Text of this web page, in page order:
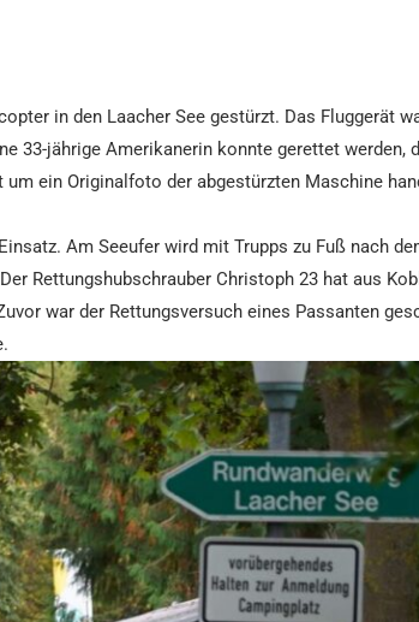
in den Laacher See gestürzt. Das Fluggerät
33-jährige Amerikanerin konnte gerettet werden,
ein Originalfoto der abgestürzten Maschine
Am Seeufer wird mit Trupps zu Fuß nach
Rettungshubschrauber Christoph 23 hat aus
war der Rettungsversuch eines Passanten